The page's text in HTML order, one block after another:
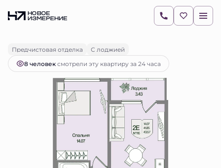
1-комнатная 11 445 740 руб.
Ипотекаот 16 138 руб.
Предчистовая отделка
С лоджией
8 человексмотрели эту квартиру за 24 часа